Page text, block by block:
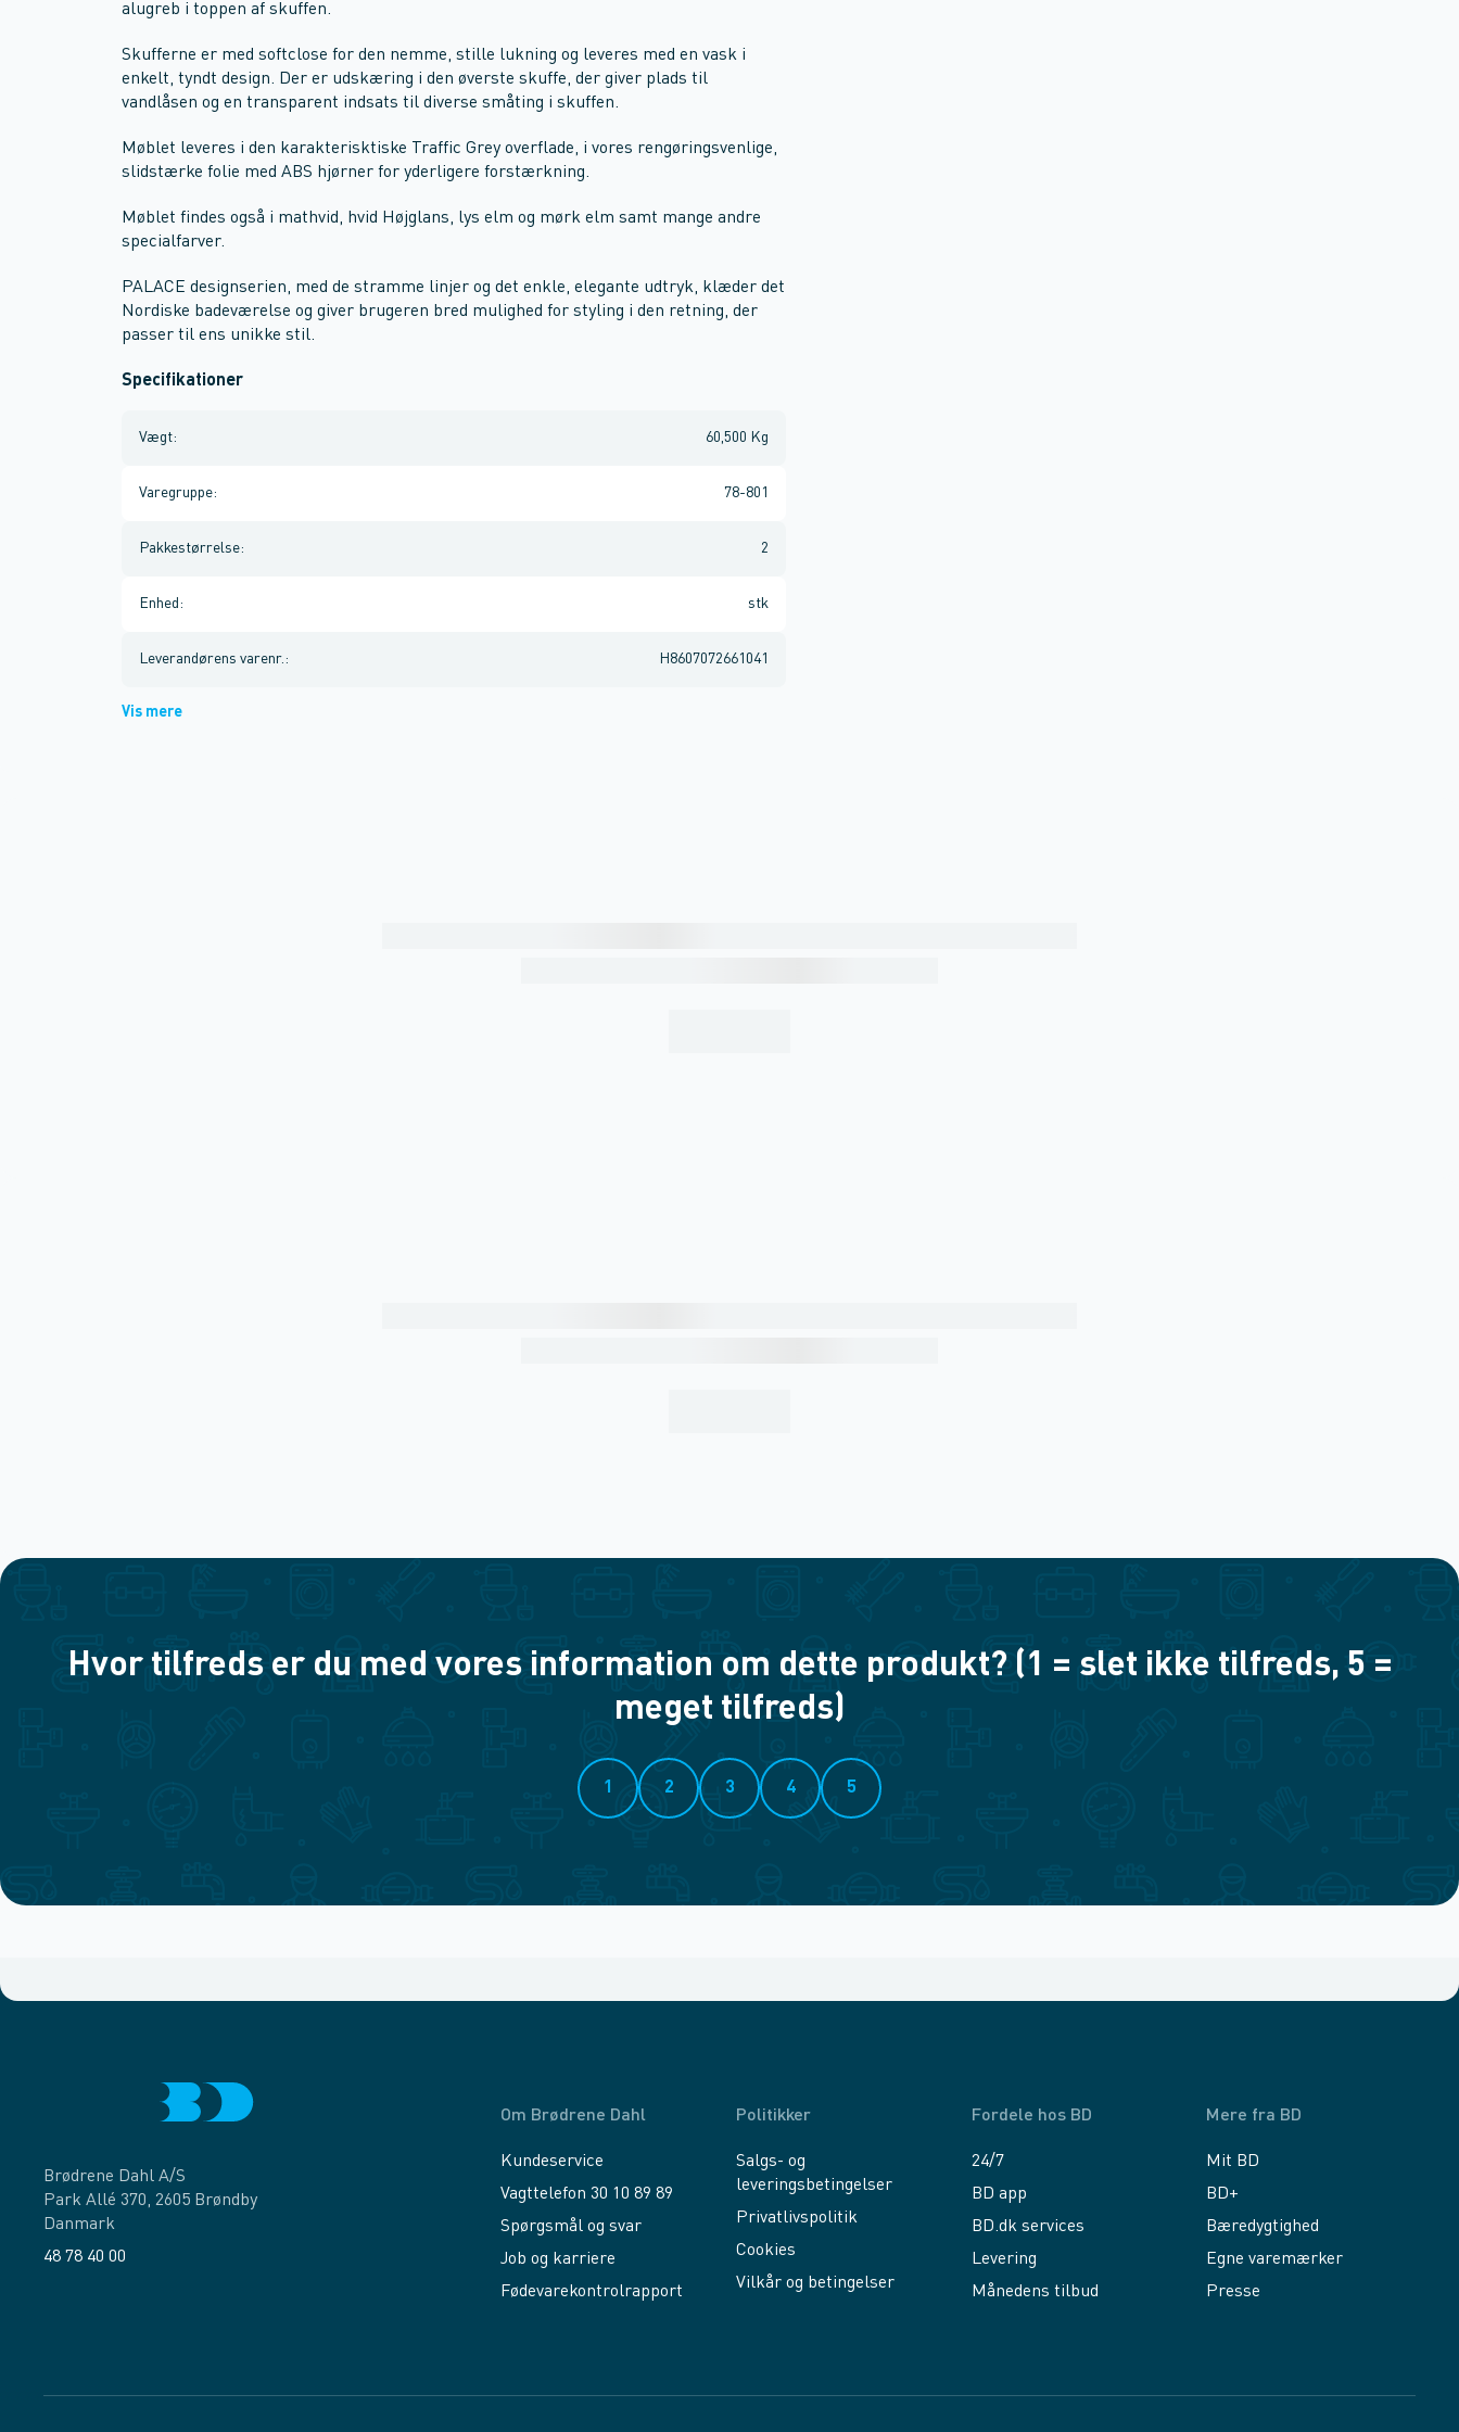
alugreb i toppen af skuffen.
Skufferne er med softclose for den nemme, stille lukning og leveres med en vask i
enkelt, tyndt design. Der er udskæring i den øverste skuffe, der giver plads til
vandlåsen og en transparent indsats til diverse småting i skuffen.
Møblet leveres i den karakterisktiske Traffic Grey overflade, i vores rengøringsvenlige,
slidstærke folie med ABS hjørner for yderligere forstærkning.
Møblet findes også i mathvid, hvid Højglans, lys elm og mørk elm samt mange andre
specialfarver.
PALACE designserien, med de stramme linjer og det enkle, elegante udtryk, klæder det
Nordiske badeværelse og giver brugeren bred mulighed for styling i den retning, der
passer til ens unikke stil.
Specifikationer
Vægt: 60,500 Kg
Varegruppe: 78-801
Pakkestørrelse: 2
Enhed : stk
Leverandørens varenr. : H8607072661041
Vis mere
Hvor tilfreds er du med vores information om dette produkt? (1 = slet ikke tilfreds, 5 =
meget tilfreds)
1 2 3 4 5
Brødrene Dahl A/S
Park Allé 370, 2605 Brøndby
Danmark
48 78 40 00
Om Brødrene Dahl
Kundeservice
Vagttelefon 30 10 89 89
Spørgsmål og svar
Job og karriere
Fødevarekontrolrapport
Politikker
Salgs- og
leveringsbetingelser
Privatlivspolitik
Cookies
Vilkår og betingelser
Fordele hos BD
24/7
BD app
BD.dk services
Levering
Månedens tilbud
Mere fra BD
Mit BD
BD+
Bæredygtighed
Egne varemærker
Presse